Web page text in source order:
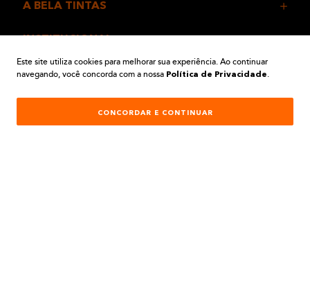
A BELA TINTAS
AJUDA E SUPORTE
ATENDIMENTO
Este site utiliza cookies para melhorar sua experiência. Ao continuar
navegando, você concorda com a nossa Política de Privacidade.
CONCORDAR E CONTINUAR